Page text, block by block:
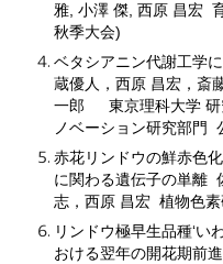
雅, 小澤 傑, 西原 昌宏
秋季大会)
ベタシアニン代謝工学
蔵優人，西原 昌宏，斎
一郎 東京理科大学 研
ノベーション研究部
赤花リンドウの鮮赤色
に関わる遺伝子の単離
志，西原 昌宏 植物色
リンドウ極早生品種‘い
おける翌年の開花期前